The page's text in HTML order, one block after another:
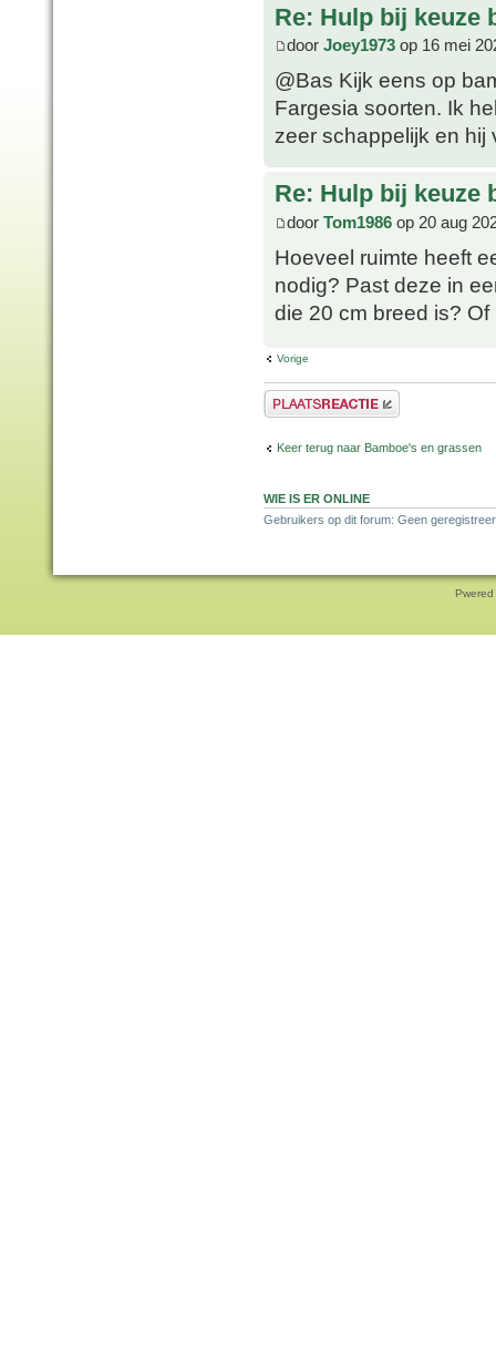
Re: Hulp bij keuze
door Joey1973 op 16 mei
@Bas Kijk eens op
Fargesia soorten. Ik
zeer schappelijk en hij
Re: Hulp bij keuze
door Tom1986 op 20 aug
Hoeveel ruimte heeft
nodig? Past deze in
die 20 cm breed is?
Vorige
Plaats een reactie
Keer terug naar Bamboe's en grassen
WIE IS ER ONLINE
Gebruikers op dit forum: Geen